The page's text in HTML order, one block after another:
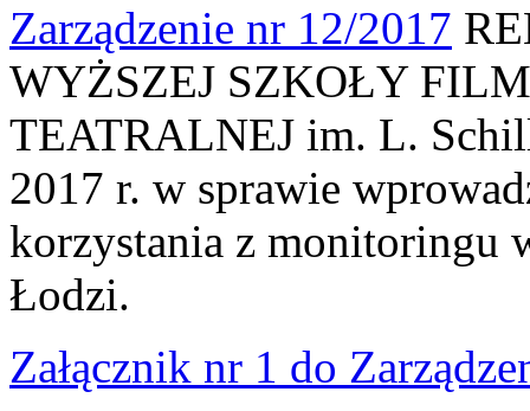
Zarządzenie nr 12/2017
WYŻSZEJ SZKOŁY
TEATRALNEJ im. L.
2017 r. w sprawie
korzystania z monitoringu
Łodzi.
Załącznik nr 1 do